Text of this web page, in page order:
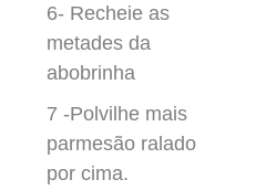
6- Recheie as
metades da
abobrinha
7 -Polvilhe mais
parmesão ralado
por cima.